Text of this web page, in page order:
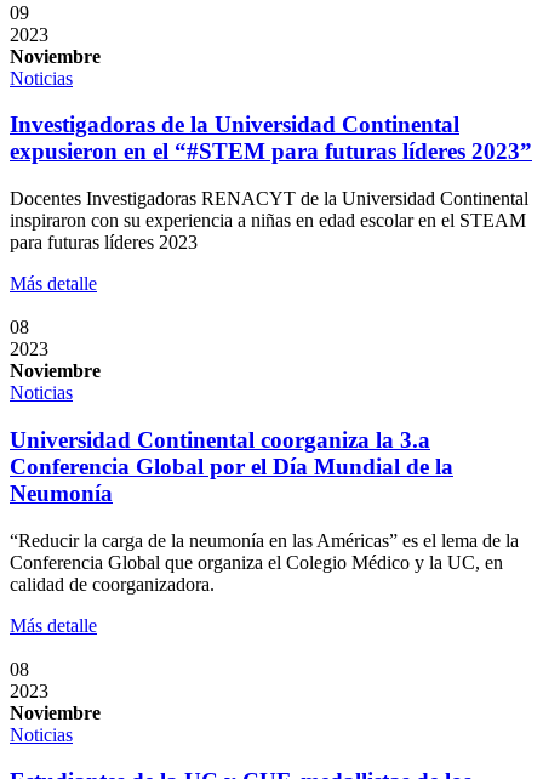
09
2023
Noviembre
Noticias
Investigadoras de la Universidad Continental
expusieron en el “#STEM para futuras líderes 2023”
Docentes Investigadoras RENACYT de la Universidad Continental
inspiraron con su experiencia a niñas en edad escolar en el STEAM
para futuras líderes 2023
Más detalle
08
2023
Noviembre
Noticias
Universidad Continental coorganiza la 3.a
Conferencia Global por el Día Mundial de la
Neumonía
“Reducir la carga de la neumonía en las Américas” es el lema de la
Conferencia Global que organiza el Colegio Médico y la UC, en
calidad de coorganizadora.
Más detalle
08
2023
Noviembre
Noticias